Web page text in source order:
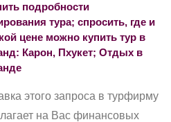
подробности
тура; спросить, где и
цене можно купить тур в
Карон, Пхукет; Отдых в
этого запроса в турфирму
на Вас финансовых